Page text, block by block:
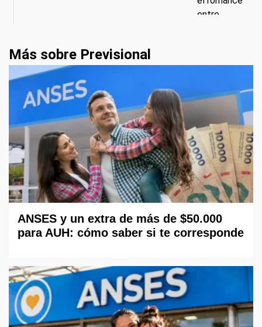
Más sobre Previsional
ANSES y un extra de más de $50.000
para AUH: cómo saber si te corresponde